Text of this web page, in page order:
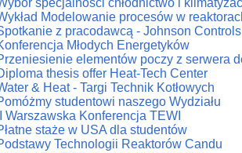
specjalności chłodnictwo i
Modelowanie procesów w
z pracodawcą - Johnson
Młodych Energetyków
elementów poczy z serwera
thesis offer Heat-Tech Center
& Heat - Targi Technik Kotłowych
studentowi naszego Wydziału
II Warszawska Konferencja TEWI
staże w USA dla studentów
Technologii Reaktorów Candu